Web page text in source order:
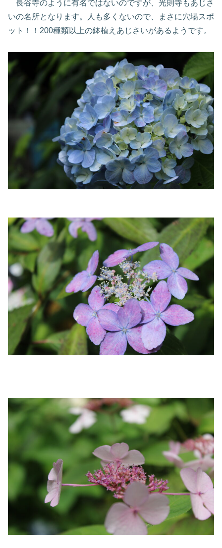
長谷寺のように有名ではないのですが、光則寺もあじさ
いの名所となります。人も多くないので、まさに穴場スポ
ット！！200種類以上の鉢植えあじさいがあるようです。